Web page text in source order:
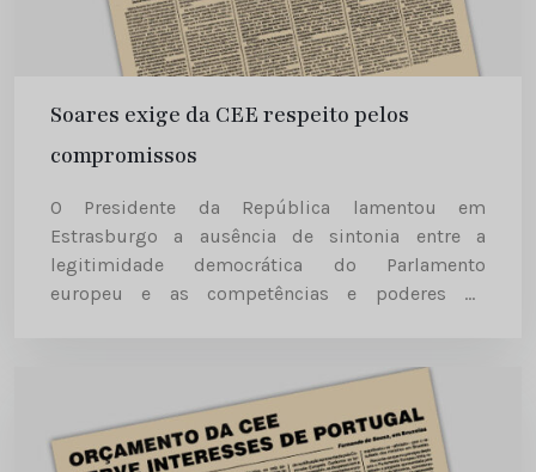
Soares exige da CEE respeito pelos
compromissos
O Presidente da República lamentou em
Estrasburgo a ausência de sintonia entre a
legitimidade democrática do Parlamento
europeu e as competências e poderes de